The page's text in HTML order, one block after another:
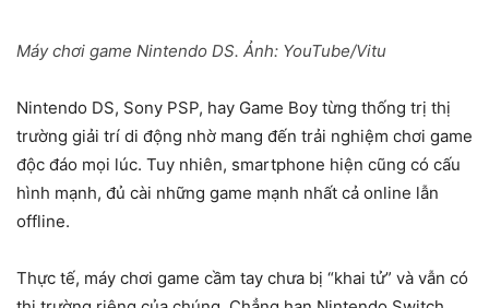
Máy chơi game Nintendo DS. Ảnh: YouTube/Vitu
Nintendo DS, Sony PSP, hay Game Boy từng thống trị thị
trường giải trí di động nhờ mang đến trải nghiệm chơi game
độc đáo mọi lúc. Tuy nhiên, smartphone hiện cũng có cấu
hình mạnh, đủ cài những game mạnh nhất cả online lẫn
offline.
Thực tế, máy chơi game cầm tay chưa bị “khai tử” và vẫn có